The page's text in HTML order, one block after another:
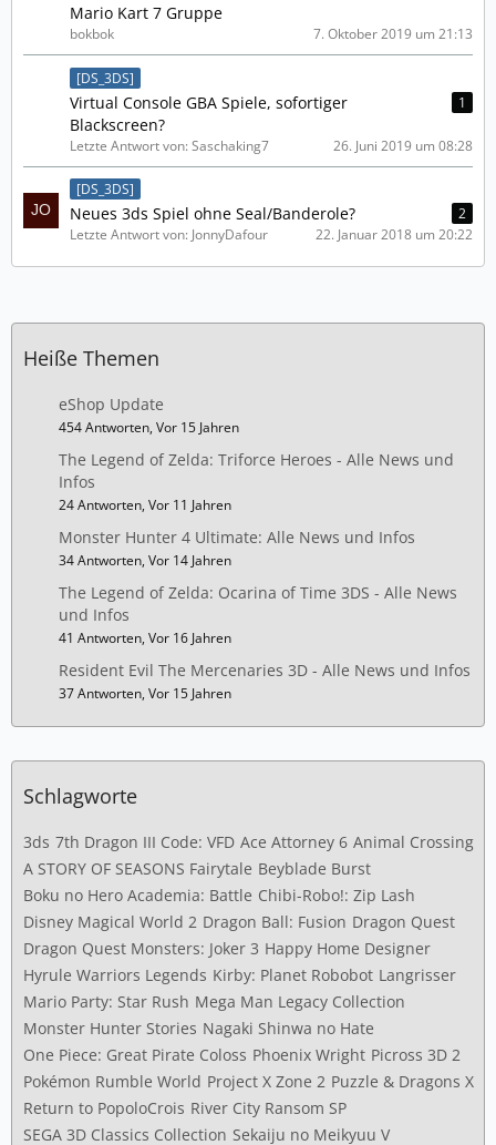
Mario Kart 7 Gruppe
bokbok 7. Oktober 2019 um 21:13
[DS_3DS]
Virtual Console GBA Spiele, sofortiger
Blackscreen?
1
Letzte Antwort von: Saschaking7 26. Juni 2019 um 08:28
[DS_3DS]
Neues 3ds Spiel ohne Seal/Banderole?
2
Letzte Antwort von: JonnyDafour
22. Januar 2018 um 20:22
Heiße Themen
eShop Update
454 Antworten, Vor 15 Jahren
The Legend of Zelda: Triforce Heroes - Alle News und
Infos
24 Antworten, Vor 11 Jahren
Monster Hunter 4 Ultimate: Alle News und Infos
34 Antworten, Vor 14 Jahren
The Legend of Zelda: Ocarina of Time 3DS - Alle News
und Infos
41 Antworten, Vor 16 Jahren
Resident Evil The Mercenaries 3D - Alle News und Infos
37 Antworten, Vor 15 Jahren
Schlagworte
3ds 7th Dragon III Code: VFD Ace Attorney 6 Animal Crossing
A STORY OF SEASONS Fairytale Beyblade Burst
Boku no Hero Academia: Battle Chibi-Robo!: Zip Lash
Disney Magical World 2 Dragon Ball: Fusion Dragon Quest
Dragon Quest Monsters: Joker 3 Happy Home Designer
Hyrule Warriors Legends Kirby: Planet Robobot Langrisser
Mario Party: Star Rush Mega Man Legacy Collection
Monster Hunter Stories Nagaki Shinwa no Hate
One Piece: Great Pirate Coloss Phoenix Wright Picross 3D 2
Pokémon Rumble World Project X Zone 2 Puzzle & Dragons X
Return to PopoloCrois River City Ransom SP
SEGA 3D Classics Collection Sekaiju no Meikyuu V